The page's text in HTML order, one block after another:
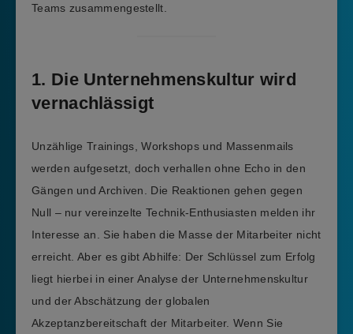
Teams zusammengestellt.
1. Die Unternehmenskultur wird
vernachlässigt
Unzählige Trainings, Workshops und Massenmails
werden aufgesetzt, doch verhallen ohne Echo in den
Gängen und Archiven. Die Reaktionen gehen gegen
Null – nur vereinzelte Technik-Enthusiasten melden ihr
Interesse an. Sie haben die Masse der Mitarbeiter nicht
erreicht. Aber es gibt Abhilfe: Der Schlüssel zum Erfolg
liegt hierbei in einer Analyse der Unternehmenskultur
und der Abschätzung der globalen
Akzeptanzbereitschaft der Mitarbeiter. Wenn Sie